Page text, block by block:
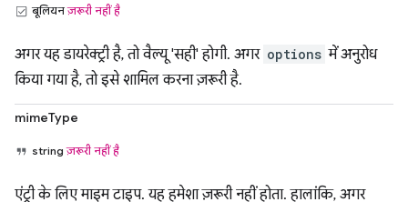
बूलियनज़रूरी नहीं है
अगर यह डायरेक्ट्री है, तो वैल्यू 'सही' होगी. अगर options में अनुरोध
किया गया है, तो इसे शामिल करना ज़रूरी है.
mimeType
stringज़रूरी नहीं है
एंट्री के लिए माइम टाइप. यह हमेशा ज़रूरी नहीं होता. हालांकि, अगर